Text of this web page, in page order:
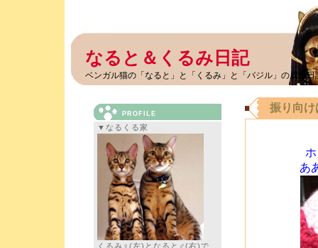
なると＆くるみ日記
ベンガル猫の「なると」と「くるみ」と「バジル」の成長日
PROFILE
▼なるくる家
くるみ♀(左)となると♂(右)で
振り向
あ